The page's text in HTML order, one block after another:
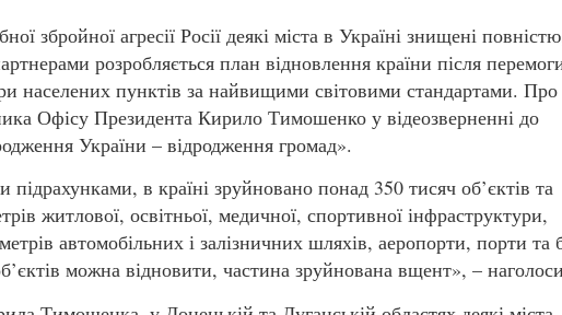
збройної агресії Росії деякі міста в Україні знищені
розробляється план відновлення країни після
населених пунктів за найвищими світовими стандартами.
Офісу Президента Кирило Тимошенко у відеозверненні до
України – відродження громад».
в країні зруйновано понад 350 тисяч об’єктів та
житлової, освітньої, медичної, спортивної інфраструктури,
автомобільних і залізничних шляхів, аеропорти, порти та
можна відновити, частина зруйнована вщент», –